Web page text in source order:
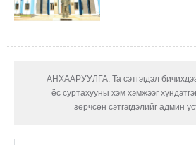
АНХААРУУЛГА: Та сэтгэгдэл
ёс суртахууны хэм хэмжээг
зөрчсөн сэтгэгдэлийг админ